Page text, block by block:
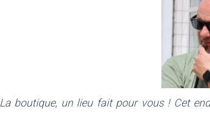
La boutique, un lieu fait pour vous ! Cet